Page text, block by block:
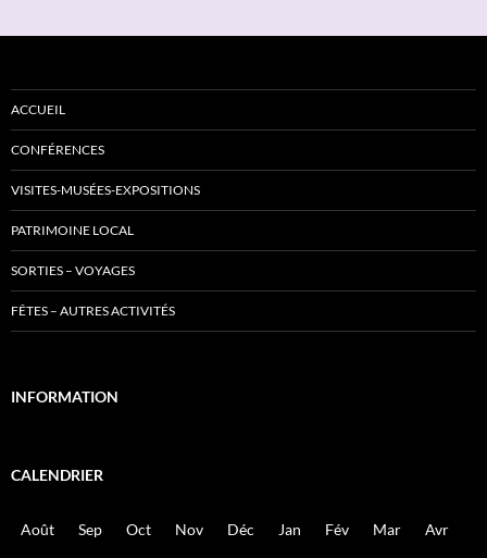
ACCUEIL
CONFÉRENCES
VISITES-MUSÉES-EXPOSITIONS
PATRIMOINE LOCAL
SORTIES – VOYAGES
FÊTES – AUTRES ACTIVITÉS
INFORMATION
CALENDRIER
Août Sep Oct Nov Déc Jan Fév Mar Avr